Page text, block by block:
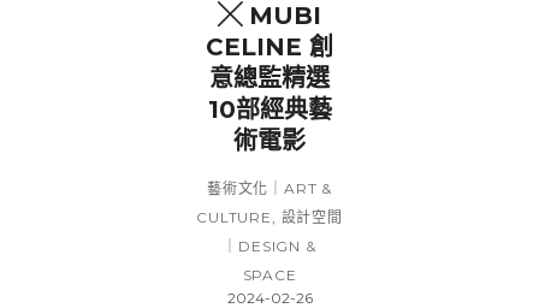
╳ MUBI
CELINE 創
意總監精選
10部經典藝
術電影
藝術文化｜ART &
CULTURE, 設計空間
｜DESIGN &
SPACE
2024-02-26